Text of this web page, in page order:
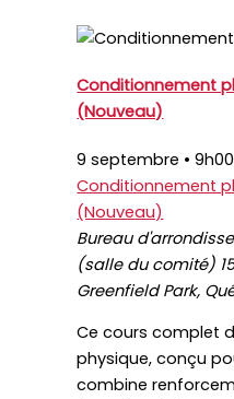
Conditionnement
(Nouveau)
9 septembre • 9h00
Conditionnement
(Nouveau)
Bureau
(salle du comité)
Greenfield Park,
Ce cours complet
physique, conçu
combine